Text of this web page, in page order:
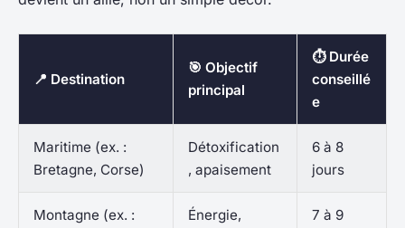
📍 Destination
🎯 Objectif
principal
⏱️ Durée
conseillé
e
Maritime (ex. :
Bretagne, Corse)
Détoxification
, apaisement
6 à 8
jours
Montagne (ex. :
Énergie,
7 à 9